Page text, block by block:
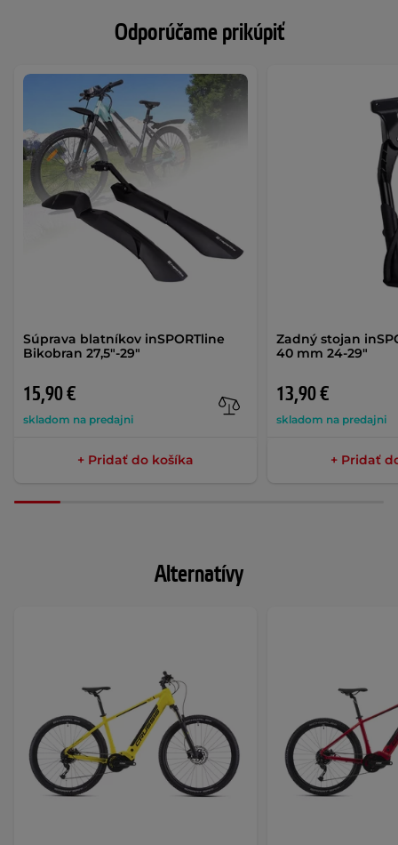
Odporúčame prikúpiť
Súprava blatníkov inSPORTline
Bikobran 27,5"-29"
15,90 €
skladom na predajni
+ Pridať do košíka
Zadný stojan
40 mm 24-29"
13,90 €
skladom na predajni
+ Pridať
Alternatívy